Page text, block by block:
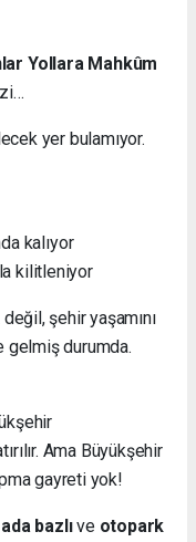
Yollara Mahkûm
yer bulamıyor.
kalıyor
kilitleniyor
şehir yaşamını
gelmiş durumda.
Ama Büyükşehir
gayreti yok!
ada bazlıve otopark